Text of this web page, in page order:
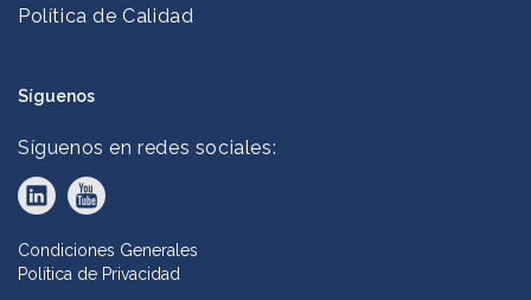
Política de Calidad
Síguenos
Síguenos en redes sociales:
Condiciones Generales
Política de Privacidad